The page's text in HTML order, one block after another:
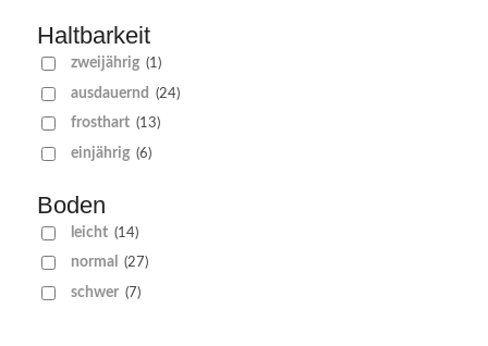
Haltbarkeit
zweijährig (1)
ausdauernd (24)
frosthart (13)
einjährig (6)
Boden
leicht (14)
normal (27)
schwer (7)